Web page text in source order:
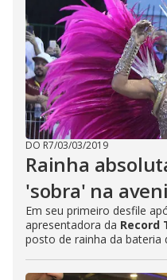
DO R7/03/03/2019
Rainha
'sobra' na
Em seu primeiro desfile
apresentadora da Record
posto de rainha da bateria